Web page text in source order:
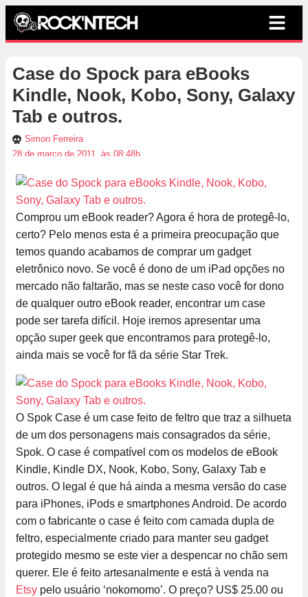
Case do Spock para eBooks
Kindle, Nook, Kobo, Sony, Galaxy
Tab e outros.
Simon Ferreira
28 de março de 2011, às 08:48h
Comprou um eBook reader? Agora é hora de protegê-lo,
certo? Pelo menos esta é a primeira preocupação que
temos quando acabamos de comprar um gadget
eletrônico novo. Se você é dono de um iPad opções no
mercado não faltarão, mas se neste caso você for dono
de qualquer outro eBook reader, encontrar um case
pode ser tarefa difícil. Hoje iremos apresentar uma
opção super geek que encontramos para protegê-lo,
ainda mais se você for fã da série Star Trek.
O Spok Case é um case feito de feltro que traz a silhueta
de um dos personagens mais consagrados da série,
Spok. O case é compatível com os modelos de eBook
Kindle, Kindle DX, Nook, Kobo, Sony, Galaxy Tab e
outros. O legal é que há ainda a mesma versão do case
para iPhones, iPods e smartphones Android. De acordo
com o fabricante o case é feito com camada dupla de
feltro, especialmente criado para manter seu gadget
protegido mesmo se este vier a despencar no chão sem
querer. Ele é feito artesanalmente e está à venda na
Etsy pelo usuário ‘nokomomo’. O preço? US$ 25.00 ou